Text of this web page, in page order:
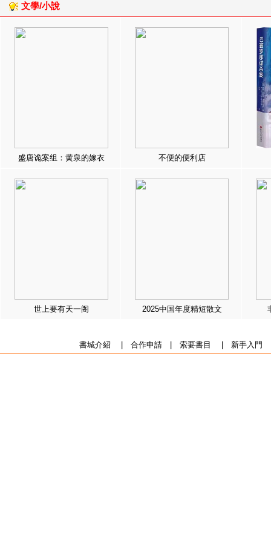
文學/小說
盛唐诡案组：黄泉的嫁衣 不便的便利店
世上要有天一阁 2025中国年度精短散文
書城介紹 合作申請| 索要書目 新手入門